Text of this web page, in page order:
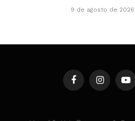
9 de agosto de 2026
FacebookInstagram